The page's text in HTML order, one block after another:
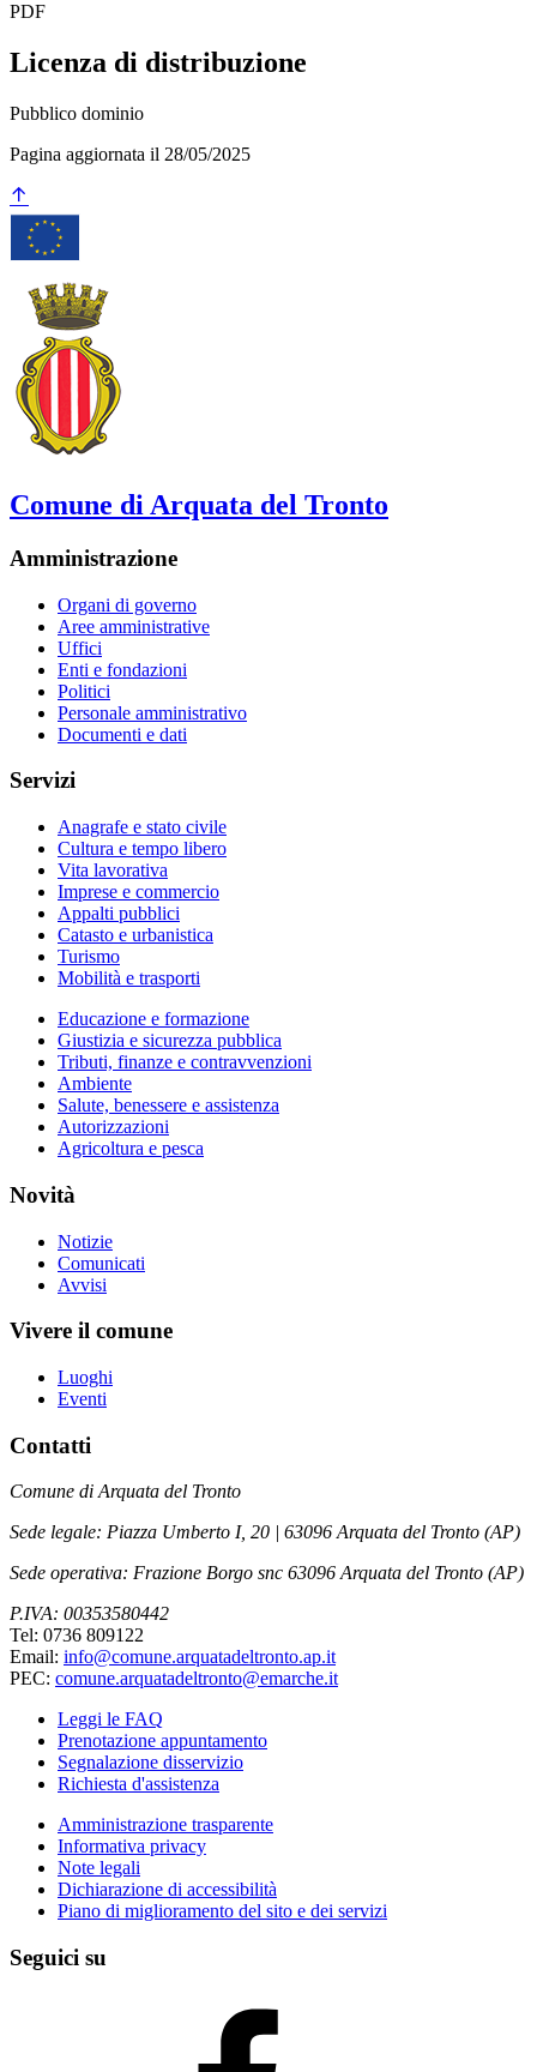
PDF
Licenza di distribuzione
Pubblico dominio
Pagina aggiornata il 28/05/2025
Comune di Arquata del Tronto
Amministrazione
Organi di governo
Aree amministrative
Uffici
Enti e fondazioni
Politici
Personale amministrativo
Documenti e dati
Servizi
Anagrafe e stato civile
Cultura e tempo libero
Vita lavorativa
Imprese e commercio
Appalti pubblici
Catasto e urbanistica
Turismo
Mobilità e trasporti
Educazione e formazione
Giustizia e sicurezza pubblica
Tributi, finanze e contravvenzioni
Ambiente
Salute, benessere e assistenza
Autorizzazioni
Agricoltura e pesca
Novità
Notizie
Comunicati
Avvisi
Vivere il comune
Luoghi
Eventi
Contatti
Comune di Arquata del Tronto
Sede legale: Piazza Umberto I, 20 | 63096 Arquata del Tronto (AP)
Sede operativa: Frazione Borgo snc 63096 Arquata del Tronto (AP)
P.IVA: 00353580442
Tel: 0736 809122
Email: info@comune.arquatadeltronto.ap.it
PEC: comune.arquatadeltronto@emarche.it
Leggi le FAQ
Prenotazione appuntamento
Segnalazione disservizio
Richiesta d'assistenza
Amministrazione trasparente
Informativa privacy
Note legali
Dichiarazione di accessibilità
Piano di miglioramento del sito e dei servizi
Seguici su